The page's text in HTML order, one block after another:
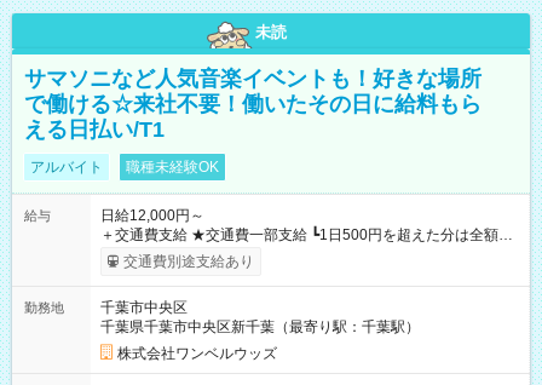
未読
サマソニなど人気音楽イベントも！好きな場所
で働ける☆来社不要！働いたその日に給料もら
える日払い/T1
アルバイト 職種未経験OK
給与
日給12,000円～
＋交通費支給 ★交通費一部支給 ┗1日500円を超えた分は全額支
給！ ※往復500円以内の方は自己負担となります ★日払いOK！
（規定あり） ┗働いたその日に現金GET♪ お仕事後はコンビニ
なし
交通費別途支給あり
勤務地
千葉市中央区
千葉県千葉市中央区新千葉（最寄り駅：千葉駅）
株式会社ワンベルウッズ